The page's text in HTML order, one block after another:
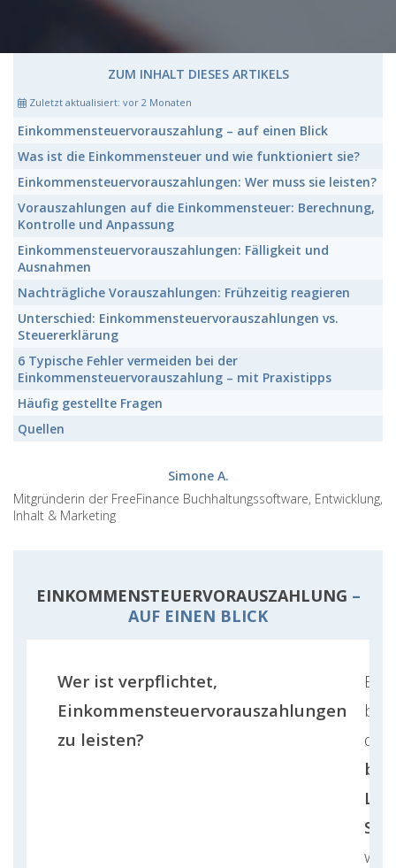
ZUM INHALT DIESES ARTIKELS
Zuletzt aktualisiert: vor 2 Monaten
Einkommensteuervorauszahlung – auf einen Blick
Was ist die Einkommensteuer und wie funktioniert sie?
Einkommensteuervorauszahlungen: Wer muss sie leisten?
Vorauszahlungen auf die Einkommensteuer: Berechnung,
Kontrolle und Anpassung
Einkommensteuervorauszahlungen: Fälligkeit und
Ausnahmen
Nachträgliche Vorauszahlungen: Frühzeitig reagieren
Unterschied: Einkommensteuervorauszahlungen vs.
Steuererklärung
6 Typische Fehler vermeiden bei der
Einkommensteuervorauszahlung – mit Praxistipps
Häufig gestellte Fragen
Quellen
Simone A.
Mitgründerin der FreeFinance Buchhaltungssoftware, Entwicklung,
Inhalt & Marketing
EINKOMMENSTEUERVORAUSZAHLUNG –
AUF EINEN BLICK
Wer ist verpflichtet,
Einkommensteuervorauszahlungen
zu leisten?